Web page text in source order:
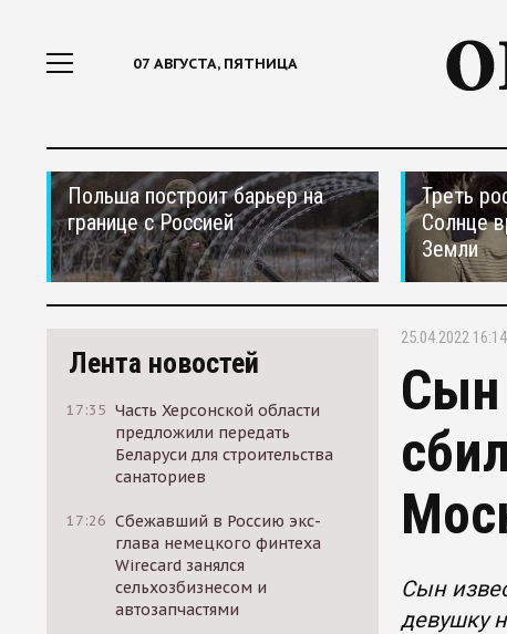
07 АВГУСТА, ПЯТНИЦА
Польша построит барьер на
границе с Россией
Треть
Солнце
Земли
Лента новостей
17:35 Часть Херсонской области
предложили передать
Беларуси для строительства
санаториев
17:26 Сбежавший в Россию экс-
глава немецкого финтеха
Wirecard занялся
сельхозбизнесом и
автозапчастями
25.04.2022 16:14
Сын
Сын
девушку